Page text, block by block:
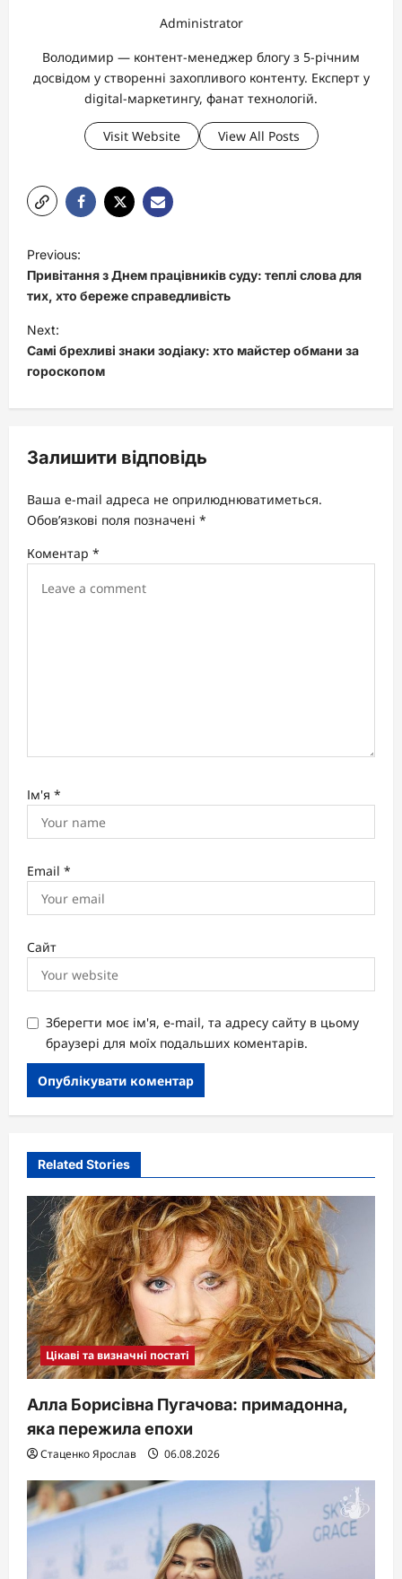
Administrator
Володимир — контент-менеджер блогу з 5-річним
досвідом у створенні захопливого контенту. Експерт у
digital-маркетингу, фанат технологій.
Visit Website View All Posts
P
o
s
t
n
a
v
g
a
t
i
Previous:
Привітання з Днем працівників суду: теплі слова для
тих, хто береже справедливість
Next:
Самі брехливі знаки зодіаку: хто майстер обмани за
гороскопом
Залишити відповідь
Ваша e-mail адреса не оприлюднюватиметься.
Обов’язкові поля позначені *
Коментар *
Ім'я *
Email *
Сайт
Зберегти моє ім'я, e-mail, та адресу сайту в цьому
браузері для моїх подальших коментарів.
Related Stories
Цікаві та визначні постаті
Алла Борисівна Пугачова: примадонна,
яка пережила епохи
Стаценко Ярослав 06.08.2026